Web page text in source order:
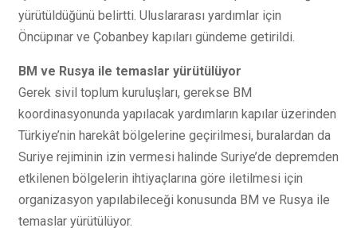
yürütüldüğünü belirtti. Uluslararası yardımlar için
Öncüpınar ve Çobanbey kapıları gündeme getirildi.
BM ve Rusya ile temaslar yürütülüyor
Gerek sivil toplum kuruluşları, gerekse BM
koordinasyonunda yapılacak yardımların kapılar üzerinden
Türkiye’nin harekât bölgelerine geçirilmesi, buralardan da
Suriye rejiminin izin vermesi halinde Suriye’de depremden
etkilenen bölgelerin ihtiyaçlarına göre iletilmesi için
organizasyon yapılabileceği konusunda BM ve Rusya ile
temaslar yürütülüyor.